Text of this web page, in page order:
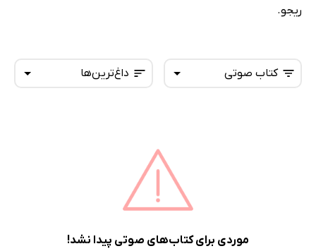
ریجو.
داغ‌ترین‌ها
پرفروش‌ها
پربحث‌ها
کتاب صوتی
موردی برای کتاب‌های صوتی پیدا نشد!